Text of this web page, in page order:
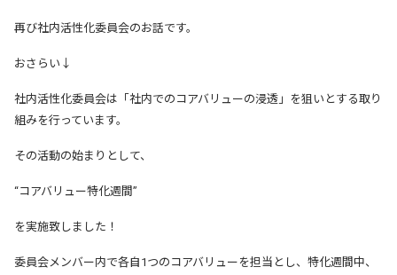
再び社内活性化委員会のお話です。
おさらい↓
社内活性化委員会は「社内でのコアバリューの浸透」を狙いとする取り
組みを行っています。
その活動の始まりとして、
“コアバリュー特化週間”
を実施致しました！
委員会メンバー内で各自1つのコアバリューを担当とし、特化週間中、